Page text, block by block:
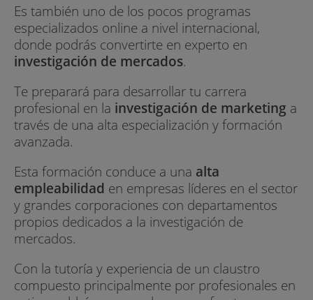
Es también uno de los pocos programas
especializados online a nivel internacional,
donde podrás convertirte en experto en
investigación de mercados.
Te preparará para desarrollar tu carrera
profesional en la investigación de marketing a
través de una alta especialización y formación
avanzada.
Esta formación conduce a una alta
empleabilidad en empresas líderes en el sector
y grandes corporaciones con departamentos
propios dedicados a la investigación de
mercados.
Con la tutoría y experiencia de un claustro
compuesto principalmente por profesionales en